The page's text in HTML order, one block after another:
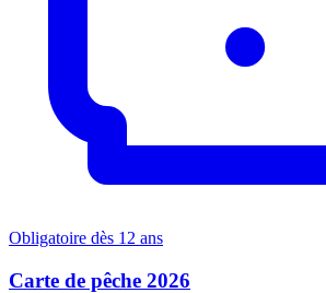
Obligatoire dès 12 ans
Carte de pêche 2026